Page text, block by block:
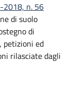
2018, n. 56
di suolo
di
petizioni ed
rilasciate dagli